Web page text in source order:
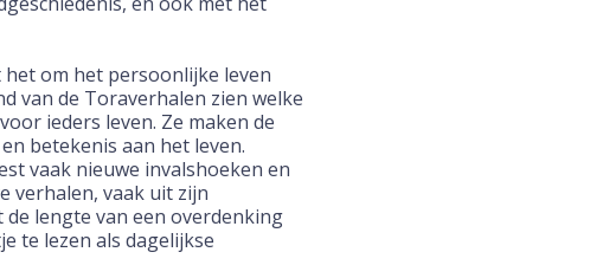
het om het persoonlijke leven
van de Toraverhalen zien welke
ieders leven. Ze maken de
betekenis aan het leven.
vaak nieuwe invalshoeken en
verhalen, vaak uit zijn
de lengte van een overdenking
te lezen als dagelijkse